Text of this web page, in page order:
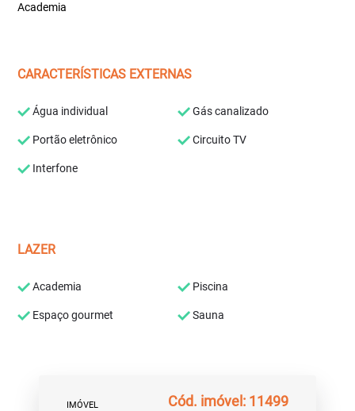
Academia
CARACTERÍSTICAS EXTERNAS
Água individual Gás canalizado
Portão eletrônico Circuito TV
Interfone
LAZER
Academia Piscina
Espaço gourmet Sauna
IMÓVEL Cód. imóvel: 11499